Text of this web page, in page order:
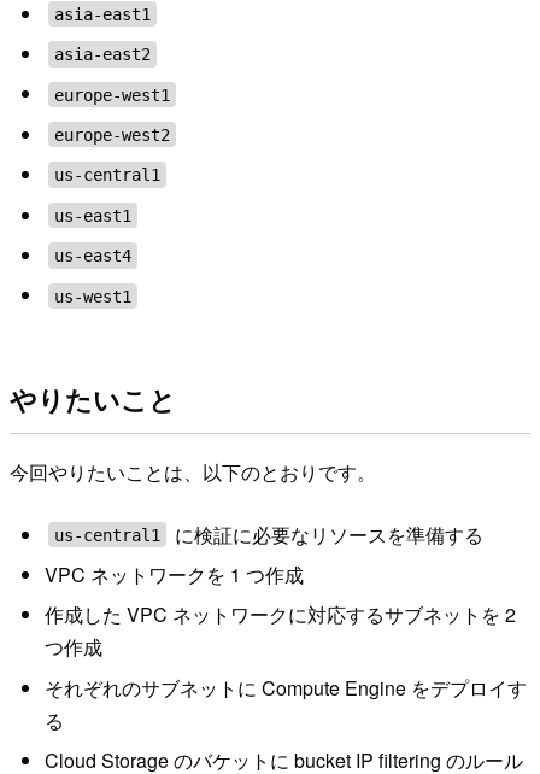
asia-east1
asia-east2
europe-west1
europe-west2
us-central1
us-east1
us-east4
us-west1
やりたいこと
今回やりたいことは、以下のとおりです。
us-central1
に検証に必要なリソースを準備する
VPC ネットワークを 1 つ作成
作成した VPC ネットワークに対応するサブネットを 2
つ作成
それぞれのサブネットに Compute Engine をデプロイす
る
Cloud Storage のバケットに bucket IP filtering のルール